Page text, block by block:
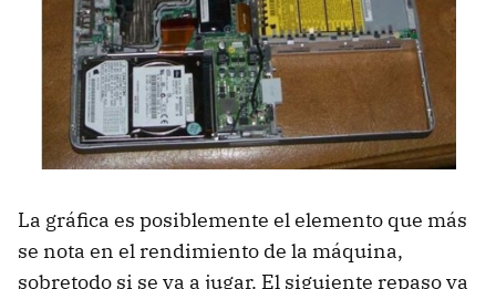
La gráfica es posiblemente el elemento que más
se nota en el rendimiento de la máquina,
sobretodo si se va a jugar. El siguiente repaso va